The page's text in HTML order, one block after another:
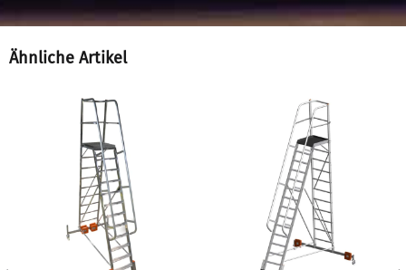
Ähnliche Artikel